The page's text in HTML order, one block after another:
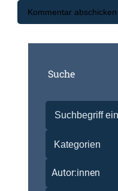
Suche
Autor:innen